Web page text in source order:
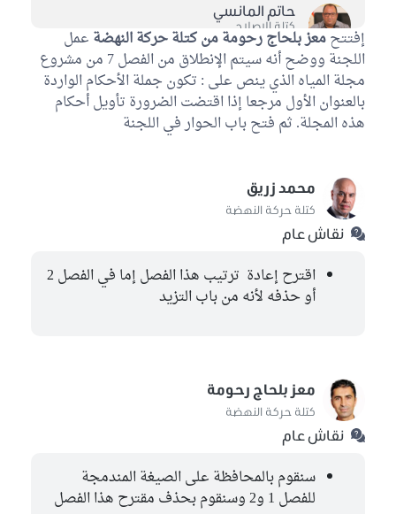
إفتتحمعز بلحاج رحومة من كتلة حركة النهضة عمل
اللجنة ووضح أنه سيتم الإنطلاق من الفصل 7 من مشروع
مجلة المياه الذي ينص على : تكون جملة الأحكام الواردة
بالعنوان الأول مرجعا إذا اقتضت الضرورة تأويل أحكام
هذه المجلة. ثم فتح باب الحوار في اللجنة
محمد زريق
كتلة حركة النهضة
نقاش عام
اقترح إعادة ترتيب هذا الفصل إما في الفصل 2
أو حذفه لأنه من باب التزيد
معز بلحاج رحومة
كتلة حركة النهضة
نقاش عام
سنقوم بالمحافظة على الصيغة المندمجة
للفصل 1 و2 وسنقوم بحذف مقترح هذا الفصل
حاتم المانسي
كتلة الاصلاح
فخر الدين شبشوب
كتلة الاصلاح
محمد صالح اللطيفي
فاكر الشويخي
الكتلة الوطنية
حليمة همامي
نور الدين البحيري
كتلة حركة النهضة
نسيبة بن علي
كتلة حركة النهضة
كتلة حركة النهضة